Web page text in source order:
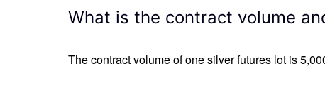
What is the contract volume
The contract volume of one silver futures lot is